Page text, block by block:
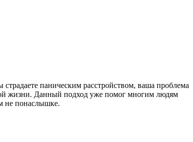
паническим расстройством, ваша проблема
жизни. Данный подход уже помог многим людям
не понаслышке.